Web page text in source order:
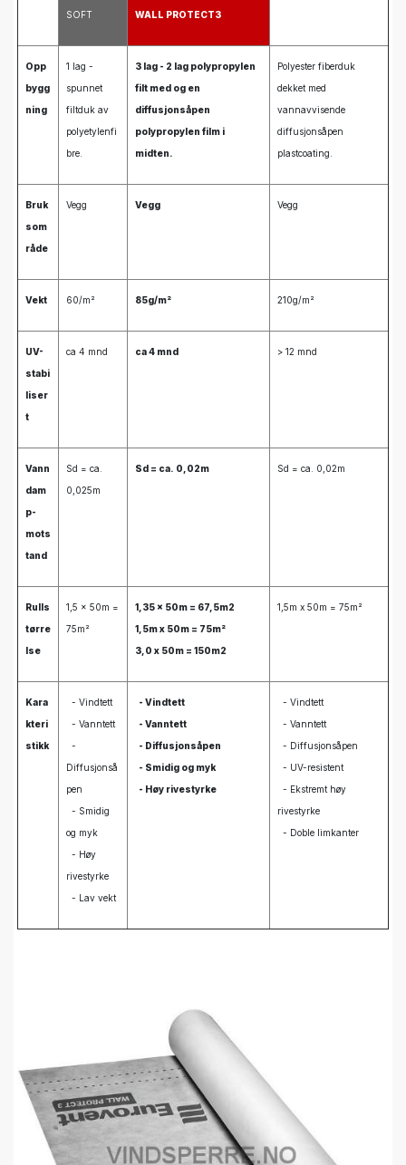
SOFT
WALL PROTECT3
Opp
bygg
ning
1 lag -
spunnet
filtduk av
polyetylenfi
bre.
3 lag - 2 lag polypropylen
filt med og en
diffusjonsåpen
polypropylen film i
midten.
Polyester fiberduk
dekket med
vannavvisende
diffusjonsåpen
plastcoating.
Bruk
som
råde
Vegg Vegg Vegg
Vekt 60/m² 85g/m² 210g/m²
UV-
stabi
liser
t
ca 4 mnd ca 4 mnd > 12 mnd
Vann
dam
p-
mots
tand
Sd = ca.
0,025m
Sd = ca. 0,02m Sd = ca. 0,02m
Rulls
tørre
lse
1,5 x 50m =
75m²
1,35 x 50m = 67,5m2
1,5m x 50m = 75m²
3,0 x 50m = 150m2
1,5m x 50m = 75m²
Kara
kteri
stikk
- Vindtett
- Vanntett
-
Diffusjonså
pen
- Smidig
og myk
- Høy
rivestyrke
- Lav vekt
- Vindtett
- Vanntett
- Diffusjonsåpen
- Smidig og myk
- Høy rivestyrke
- Vindtett
- Vanntett
- Diffusjonsåpen
- UV-resistent
- Ekstremt høy
rivestyrke
- Doble limkanter